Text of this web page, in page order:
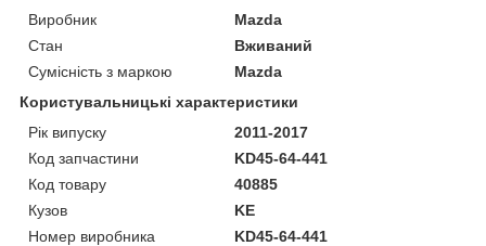
Виробник
Mazda
Стан
Вживаний
Сумісність з маркою
Mazda
Користувальницькі характеристики
Рік випуску
2011-2017
Код запчастини
KD45-64-441
Код товару
40885
Кузов
KE
Номер виробника
KD45-64-441